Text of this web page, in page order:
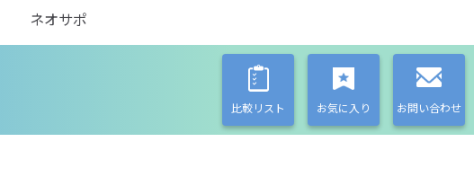
ネオサポ
比較リスト お気に入り お問い合わせ